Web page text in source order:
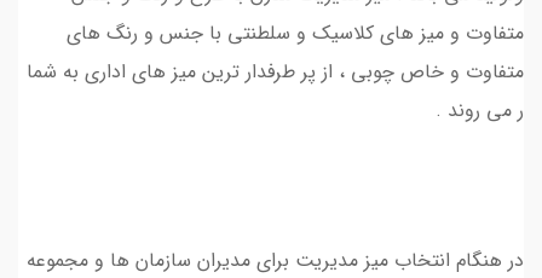
متفاوت و میز های کلاسیک و سلطنتی با جنس و رنگ های
متفاوت و خاص چوبی ، از پر طرفدار ترین میز های اداری به شما
ر می روند .
در هنگام انتخاب میز مدیریت برای مدیران سازمان ها و مجموعه